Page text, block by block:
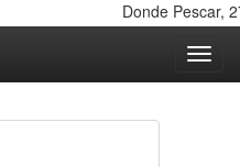
Donde Pescar,